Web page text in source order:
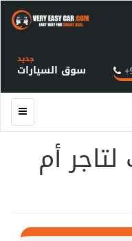
سوق السيارات
جديد
أم